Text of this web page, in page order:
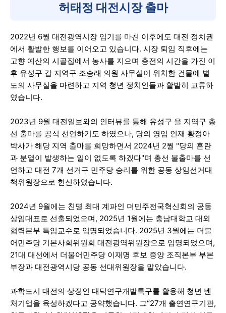
허태정 대전시장 출마
2022년 6월 대전광역시장 임기를 마친 이후에도 대전 정치권
에서 활발한 행보를 이어오고 있습니다. 시장 퇴임 직후에는
고향 예산의 시골집에서 농사를 지으며 충전의 시간을 가진 이
후 유성구 갑 지역구 조승래 의원 사무실이 위치한 건물에 별
도의 사무실을 마련하고 지역 청년 정치인들과 활발히 교류하
였습니다.
2023년 9월 대전일보와의 인터뷰를 통해 유성구 을 지역구 총
선 출마를 공식 선언하기도 하였으나, 당의 영입 인재 황정아
박사가 해당 지역 출마를 희망하면서 2024년 2월 "당의 혼란
과 분열이 발생하는 일이 없도록 하겠다"며 총선 불출마를 선
언하고 대전 7개 선거구 민주당 승리를 위한 공동 상임선거대
책위원장으로 헌신하였습니다.
2024년 9월에는 친명 최대 계파인 더민주전국혁신회의 공동
상임대표로 선출되었으며, 2025년 1월에는 충남대학교 대외
협력본부 특임교수로 임명되었습니다. 2025년 3월에는 더불
어민주당 기본사회위원회 대전광역위원장으로 임명되었으며,
21대 대선에서 더불어민주당 이재명 후보 중앙 조직본부 부본
부장과 대전광역시당 공동 선대위원장을 맡았습니다.
과학도시 대전의 상징인 대덕연구개발특구를 활용해 청년 벤
처기업을 육성하겠다고 공약했습니다. 그“27개 출연연구기관,